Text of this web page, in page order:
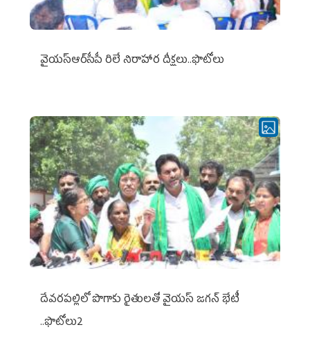
వైయ‌స్ఆర్‌సీపీ రిలే నిరాహార దీక్షలు..ఫొటోలు
దేవరపల్లిలో పొగాకు రైతులతో వైయస్ జగన్ భేటీ
..ఫొటోలు2